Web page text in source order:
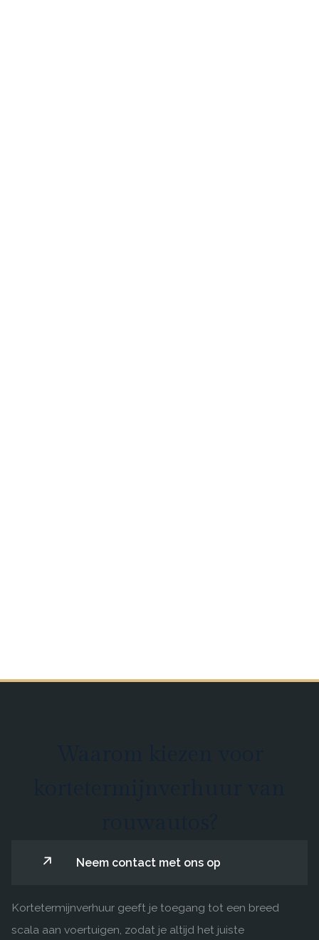
Neem contact met ons op
Kortetermijnverhuur geeft je toegang tot een breed
scala aan voertuigen, zodat je altijd het juiste